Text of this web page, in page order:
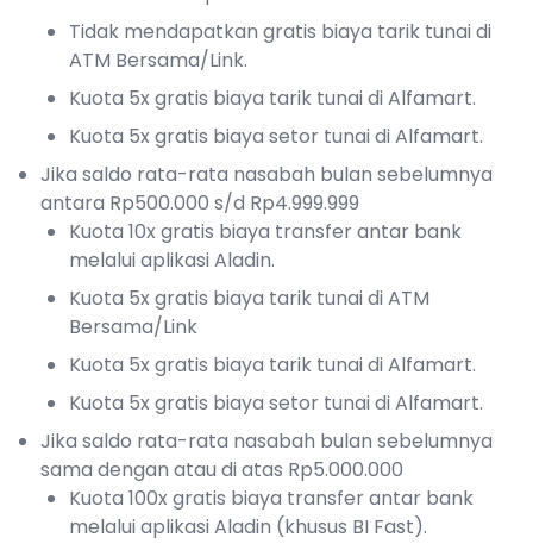
Tidak mendapatkan gratis biaya tarik tunai di
ATM Bersama/Link.
Kuota 5x gratis biaya tarik tunai di Alfamart.
Kuota 5x gratis biaya setor tunai di Alfamart.
Jika saldo rata-rata nasabah bulan sebelumnya
antara Rp500.000 s/d Rp4.999.999
Kuota 10x gratis biaya transfer antar bank
melalui aplikasi Aladin.
Kuota 5x gratis biaya tarik tunai di ATM
Bersama/Link
Kuota 5x gratis biaya tarik tunai di Alfamart.
Kuota 5x gratis biaya setor tunai di Alfamart.
Jika saldo rata-rata nasabah bulan sebelumnya
sama dengan atau di atas Rp5.000.000
Kuota 100x gratis biaya transfer antar bank
melalui aplikasi Aladin (khusus BI Fast).